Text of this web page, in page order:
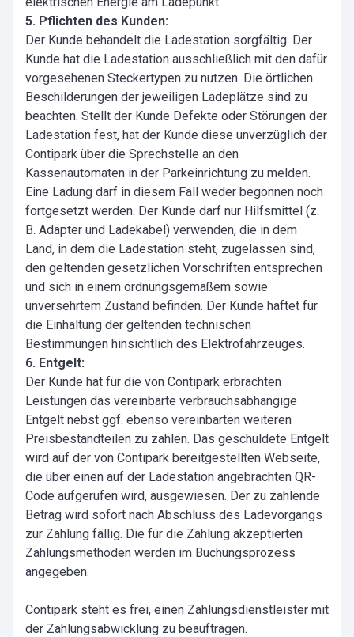
5. Pflichten des Kunden:
Der Kunde behandelt die Ladestation sorgfältig. Der
Kunde hat die Ladestation ausschließlich mit den dafür
vorgesehenen Steckertypen zu nutzen. Die örtlichen
Beschilderungen der jeweiligen Ladeplätze sind zu
beachten. Stellt der Kunde Defekte oder Störungen der
Ladestation fest, hat der Kunde diese unverzüglich der
Contipark über die Sprechstelle an den
Kassenautomaten in der Parkeinrichtung zu melden.
Eine Ladung darf in diesem Fall weder begonnen noch
fortgesetzt werden. Der Kunde darf nur Hilfsmittel (z.
B. Adapter und Ladekabel) verwenden, die in dem
Land, in dem die Ladestation steht, zugelassen sind,
den geltenden gesetzlichen Vorschriften entsprechen
und sich in einem ordnungsgemäßem sowie
unversehrtem Zustand befinden. Der Kunde haftet für
die Einhaltung der geltenden technischen
Bestimmungen hinsichtlich des Elektrofahrzeuges.
6. Entgelt:
Der Kunde hat für die von Contipark erbrachten
Leistungen das vereinbarte verbrauchsabhängige
Entgelt nebst ggf. ebenso vereinbarten weiteren
Preisbestandteilen zu zahlen. Das geschuldete Entgelt
wird auf der von Contipark bereitgestellten Webseite,
die über einen auf der Ladestation angebrachten QR-
Code aufgerufen wird, ausgewiesen. Der zu zahlende
Betrag wird sofort nach Abschluss des Ladevorgangs
zur Zahlung fällig. Die für die Zahlung akzeptierten
Zahlungsmethoden werden im Buchungsprozess
angegeben.
Contipark steht es frei, einen Zahlungsdienstleister mit
der Zahlungsabwicklung zu beauftragen.